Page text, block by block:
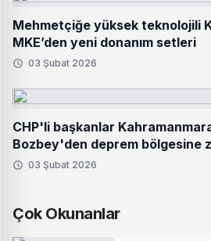
Mehmetçiğe yüksek teknolojili
MKE’den yeni donanım setleri
03 Şubat 2026
CHP'li başkanlar
Bozbey'den deprem bölgesine
03 Şubat 2026
Çok Okunanlar